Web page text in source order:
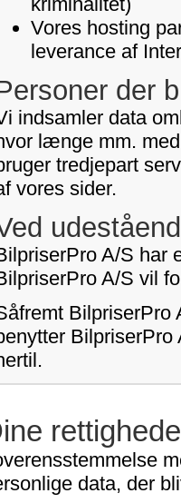
Vores hosting
leverance af
der
indsamler data
længe mm.
tredjepart
vores sider.
A/S har
A/S vil
BilpriserPro
data, der